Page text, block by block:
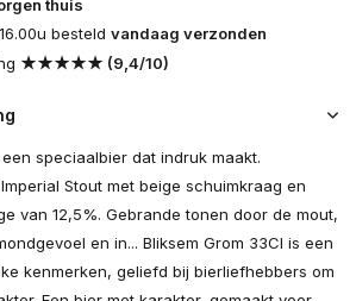
thuis
besteld vandaag verzonden
★★★★★ (9,4/10)
speciaalbier dat indruk maakt.
Stout met beige schuimkraag en
van 12,5%. Gebrande tonen door de mout,
en in... Bliksem Grom 33Cl is een
kenmerken, geliefd bij bierliefhebbers om